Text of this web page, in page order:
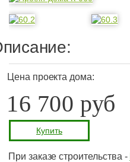
Цена проекта дома:
16 700 руб
Купить
При заказе строительства -